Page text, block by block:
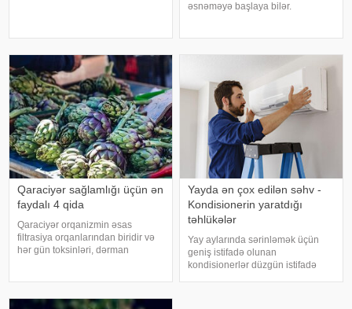
əsnəməyə başlaya bilər.
verir ki, əsnəmək insan
Qaraciyər sağlamlığı üçün ən
faydalı 4 qida
Qaraciyər orqanizmin əsas
filtrasiya orqanlarından biridir və
hər gün toksinləri, dərman
federal ekspert onkologiya
Yayda ən çox edilən səhv -
Kondisionerin yaratdığı
təhlükələr
Yay aylarında sərinləmək üçün
geniş istifadə olunan
kondisionerlər düzgün istifadə